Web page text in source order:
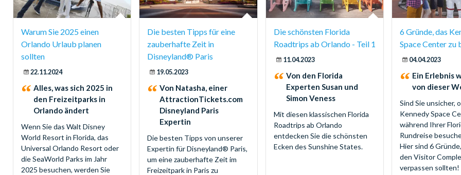
Warum Sie 2025 einen
Orlando Urlaub planen
sollten
22.11.2024
Alles, was sich 2025 in
den Freizeitparks in
Orlando ändert
Wenn Sie das Walt Disney
World Resort in Florida, das
Universal Orlando Resort oder
die SeaWorld Parks im Jahr
2025 besuchen, werden Sie
Die besten Tipps für eine
zauberhafte Zeit in
Disneyland® Paris
19.05.2023
Von Natasha, einer
AttractionTickets.com
Disneyland Paris
Expertin
Die besten Tipps von unserer
Expertin für Disneyland® Paris,
um eine zauberhafte Zeit im
Freizeitpark in Paris zu
Die schönsten Florida
Roadtrips ab Orlando - Teil 1
11.04.2023
Von den Florida
Experten Susan und
Simon Veness
Mit diesen klassischen Florida
Roadtrips ab Orlando
entdecken Sie die schönsten
Ecken des Sunshine States.
6 Gründe, das
Space Center zu
04.04.2023
Ein Erlebnis
von dieser
Sind Sie unsicher,
Kennedy Space
während Ihrer
Rundreise
Hier sind 6
den Visitor
verpassen sollten!